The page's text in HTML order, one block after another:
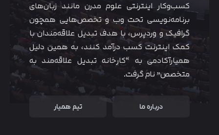
کسب‌و‌کار اینترنتی علوم مدرن مانند زبان‌های
برنامه‌نویسی تحت وب و تخصص‌هایی همچون
گرافیک و وردپرس، با هدف تبدیل علاقه‌مندان با
کمک اینترنت کسب درآمد کنند، به همین دلیل
همیارآکادمی به “کارخانه تبدیل علاقه‌مند به
متخصص” نام گرفت.
درباره ما تیم همیار
متوجه شدم